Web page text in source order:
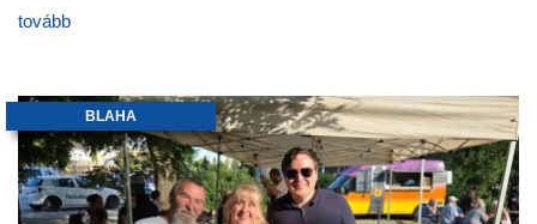
tovább
BLAHA